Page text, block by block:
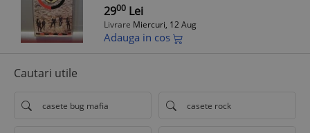
2900 Lei
Livrare Miercuri, 12 Aug
Adauga in cos
Cautari utile
casete bug mafia casete rock